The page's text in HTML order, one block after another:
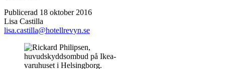
Publicerad 18 oktober 2016
Lisa Castilla
lisa.castilla@hotellrevyn.se